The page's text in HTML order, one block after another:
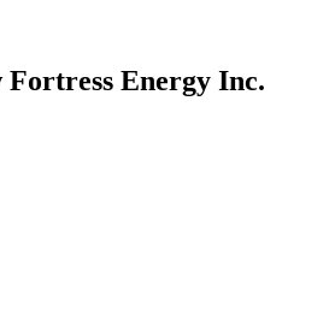
Fortress Energy Inc.